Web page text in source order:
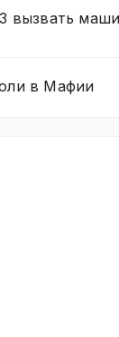
вызвать
в Мафии